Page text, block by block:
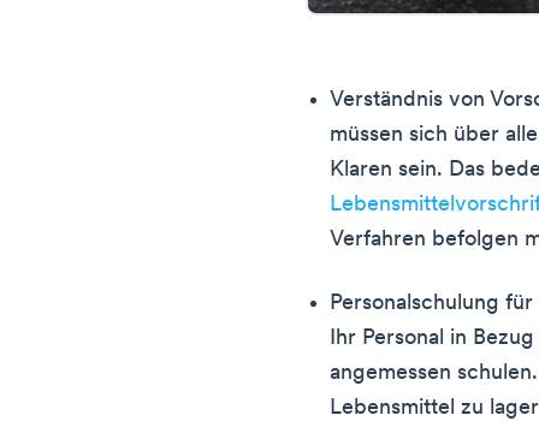
Verständnis von
müssen sich über
Klaren sein. Das
Verfahren befolgen
Personalschulung
Ihr Personal in
angemessen
Lebensmittel zu